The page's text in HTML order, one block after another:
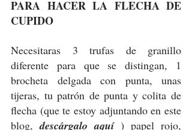
PARA HACER LA FLECHA DE
CUPIDO
Necesitaras 3 trufas de granillo
diferente para que se distingan, 1
brocheta delgada con punta, unas
tijeras, tu patrón de punta y colita de
flecha (que te estoy adjuntando en este
blog, descárgalo aquí ) papel rojo,